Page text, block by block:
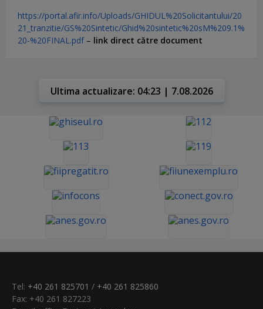
https://portal.afir.info/Uploads/GHIDUL%20Solicitantului/20
21_tranzitie/GS%20Sintetic/Ghid%20sintetic%20sM%209.1%
20-%20FINAL.pdf– link direct către document
Ultima actualizare: 04:23 | 7.08.2026
Tel: +40 261 825701 / +40 261 825860
Fax: +40 261 827223